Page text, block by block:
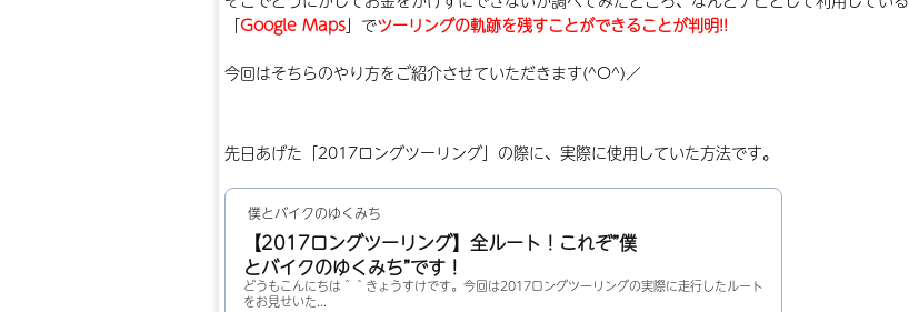
「Google Maps」でツーリングの軌跡を残すことができることが判明!!
今回はそちらのやり方をご紹介させていただきます(^O^)／
先日あげた「2017ロングツーリング」の際に、実際に使用していた方法です。
僕とバイクのゆくみち
【2017ロングツーリング】全ルート！これぞ”僕
とバイクのゆくみち”です！
どうもこんにちは＾＾きょうすけです。今回は2017ロングツーリングの実際に走行したルート
をお見せいた...